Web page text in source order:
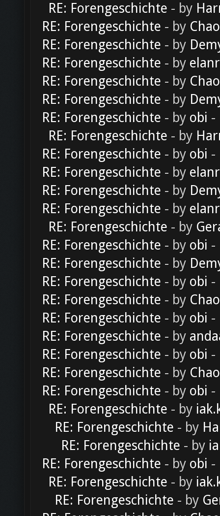
RE: Forengeschichte - by
RE: Forengeschichte - by
RE: Forengeschichte - by
RE: Forengeschichte - by
RE: Forengeschichte - by
RE: Forengeschichte - by
RE: Forengeschichte - by obi -
RE: Forengeschichte - by
RE: Forengeschichte - by obi -
RE: Forengeschichte - by
RE: Forengeschichte - by
RE: Forengeschichte - by
RE: Forengeschichte - by
RE: Forengeschichte - by obi -
RE: Forengeschichte - by
RE: Forengeschichte - by obi -
RE: Forengeschichte - by
RE: Forengeschichte - by obi -
RE: Forengeschichte - by
RE: Forengeschichte - by obi -
RE: Forengeschichte - by
RE: Forengeschichte - by obi -
RE: Forengeschichte - by
RE: Forengeschichte - by
RE: Forengeschichte - by
RE: Forengeschichte - by obi -
RE: Forengeschichte - by
RE: Forengeschichte - by